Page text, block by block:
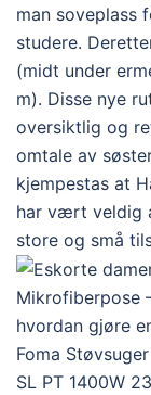
man soveplass
studere.
(midt under
m). Disse nye
oversiktlig og
omtale av
kjempestas at
har vært veldig
store og små
Mikrofiberpose
hvordan gjøre
Foma
SL PT 1400W